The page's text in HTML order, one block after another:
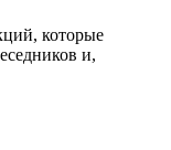
которые
и,